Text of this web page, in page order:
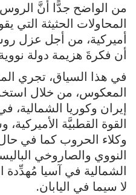
من الواضح جدًّا أنَّ الروس
المحاولات الحثيثة التي
أميركية، من أجل عزل
أن فكرةَ هزيمة دولة
في هذا السياق، تجري
المعكوس، من خلال
إيران وكوريا
القوة القطبيَّة
وكلاء الحروب كما في حال
النووي والصاروخي
الشمالية في آسيا مُهدِّدة
لا سيما في اليابان.